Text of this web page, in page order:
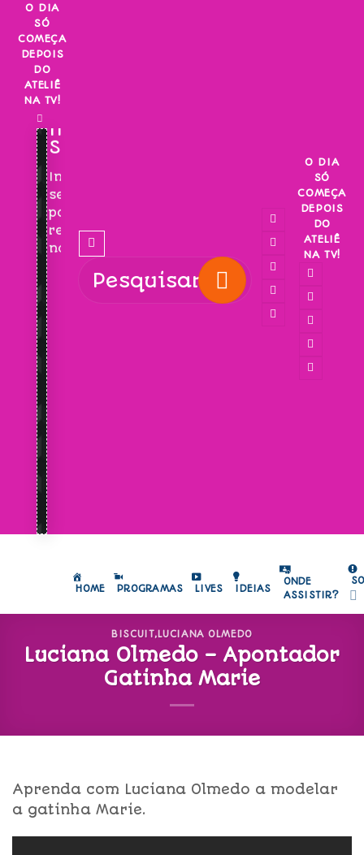
Skip
content
O DIA
SÓ
COMEÇA
DEPOIS
DO
ATELIÊ
NA TV!
INSCREVA-
SE!
Inscreva-
se
para
receber
novidades!
O DIA
SÓ
COMEÇA
DEPOIS
DO
ATELIÊ
NA TV!
HOME PROGRAMAS LIVES IDEIAS
ONDE
ASSISTIR?
BISCUIT, LUCIANA OLMEDO
Luciana Olmedo – Apontador
Gatinha Marie
Aprenda com Luciana Olmedo a modelar
a gatinha Marie.